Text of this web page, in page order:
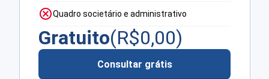
Quadro societário e administrativo
Gratuito(R$0,00)
Consultar grátis